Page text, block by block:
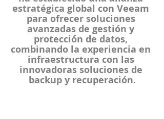
estratégica global con Veeam
para ofrecer soluciones
avanzadas de gestión y
protección de datos,
combinando la experiencia en
infraestructura con las
innovadoras soluciones de
backup y recuperación.